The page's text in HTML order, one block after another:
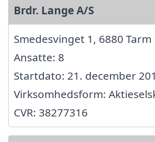
Brdr. Lange A/S
Smedesvinget 1, 6880 Tarm
Ansatte: 8
Startdato: 21. december
Virksomhedsform:
CVR: 38277316